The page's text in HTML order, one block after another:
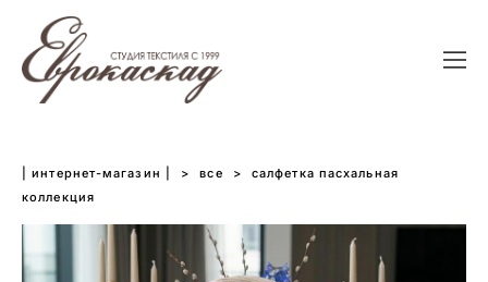
| интернет-магазин | > все >
салфетка пасхальная
коллекция